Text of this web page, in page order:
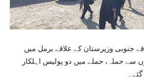
جنوبی وزیرستان کے علاقے برمل میں
سے حملہ، حملے میں دو پولیس اہلکار